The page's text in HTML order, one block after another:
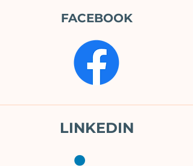
FACEBOOK
LINKEDIN